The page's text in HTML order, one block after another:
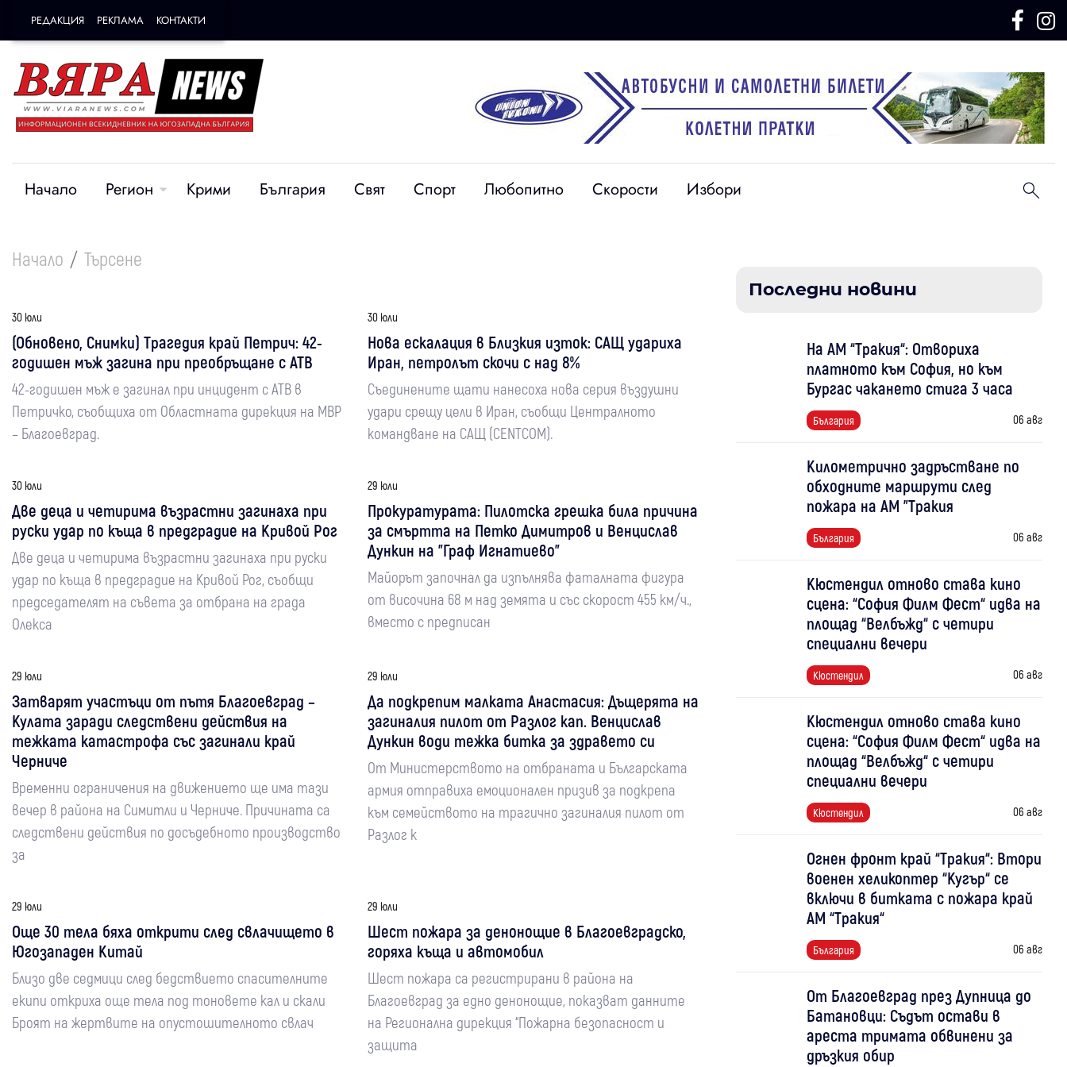
РЕДАКЦИЯ РЕКЛАМА КОНТАКТИ
Начало Регион Крими България Свят Спорт Любопитно Скорости Избори
Начало Търсене
30 юли
(Обновено, Снимки) Трагедия край Петрич: 42-
годишен мъж загина при преобръщане с АТВ
42-годишен мъж е загинал при инцидент с АТВ в
Петричко, съобщиха от Областната дирекция на МВР
– Благоевград.
30 юли
Нова ескалация в Близкия изток: САЩ удариха
Иран, петролът скочи с над 8%
Съединените щати нанесоха нова серия въздушни
удари срещу цели в Иран, съобщи Централното
командване на САЩ (CENTCOM).
30 юли
Две деца и четирима възрастни загинаха при
руски удар по къща в предградие на Кривой Рог
Две деца и четирима възрастни загинаха при руски
удар по къща в предградие на Кривой Рог, съобщи
председателят на съвета за отбрана на града
Олекса
29 юли
Прокуратурата: Пилотска грешка била причина
за смъртта на Петко Димитров и Венцислав
Дункин на "Граф Игнатиево"
Майорът започнал да изпълнява фаталната фигура
от височина 68 м над земята и със скорост 455 км/ч.,
вместо с предписан
29 юли
Затварят участъци от пътя Благоевград –
Кулата заради следствени действия на
тежката катастрофа със загинали край
Черниче
Временни ограничения на движението ще има тази
вечер в района на Симитли и Черниче. Причината са
следствени действия по досъдебното производство
за
29 юли
Да подкрепим малката Анастасия: Дъщерята на
загиналия пилот от Разлог кап. Венцислав
Дункин води тежка битка за здравето си
От Министерството на отбраната и Българската
армия отправиха емоционален призив за подкрепа
към семейството на трагично загиналия пилот от
Разлог к
29 юли
Още 30 тела бяха открити след свлачището в
Югозападен Китай
Близо две седмици след бедствието спасителните
екипи откриха още тела под тоновете кал и скали
Броят на жертвите на опустошителното свлач
29 юли
Шест пожара за денонощие в Благоевградско,
горяха къща и автомобил
Шест пожара са регистрирани в района на
Благоевград за едно денонощие, показват данните
на Регионална дирекция “Пожарна безопасност и
защита
Последни новини
На АМ “Тракия“: Отвориха
платното към София, но към
Бургас чакането стига 3 часа
България 06 авг
Километрично задръстване по
обходните маршрути след
пожара на АМ "Тракия
България 06 авг
Кюстендил отново става кино
сцена: “София Филм Фест“ идва на
площад “Велбъжд“ с четири
специални вечери
Кюстендил 06 авг
Кюстендил отново става кино
сцена: “София Филм Фест“ идва на
площад “Велбъжд“ с четири
специални вечери
Кюстендил 06 авг
Огнен фронт край “Тракия“: Втори
военен хеликоптер “Кугър“ се
включи в битката с пожара край
АМ “Тракия“
България 06 авг
От Благоевград през Дупница до
Батановци: Съдът остави в
ареста тримата обвинени за
дръзкия обир